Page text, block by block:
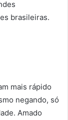
brasileiras.
mais rápido
negando, só
Amado